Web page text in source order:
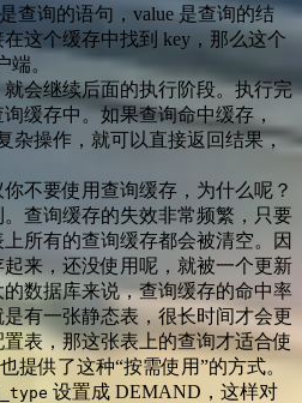
查询的语句，value 是查询的结
这个缓存中找到 key，那么这个
端。
会继续后面的执行阶段。执行完
缓存中。如果查询命中缓存，
杂操作，就可以直接返回结果，
不要使用查询缓存，为什么呢？
查询缓存的失效非常频繁，只要
所有的查询缓存都会被清空。因
来，还没使用呢，就被一个更新
数据库来说，查询缓存的命中率
有一张静态表，很长时间才会更
表，那这张表上的查询才适合使
提供了这种“按需使用”的方式。
设置成 DEMAND，这样对